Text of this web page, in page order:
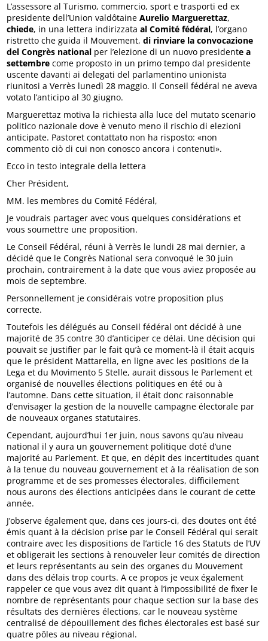
L’assessore al Turismo, commercio, sport e trasporti ed ex
presidente dell’Union valdôtaineAurelio Marguerettaz,
chiede, in una lettera indirizzataal Comité fédéral, l’organo
ristretto che guida il Mouvement,di rinviare la convocazione
del Congrès national per l’elezione di un nuovo presidente a
settembre come proposto in un primo tempo dal presidente
uscente davanti ai delegati del parlamentino unionista
riunitosi a Verrès lunedì 28 maggio. Il Conseil fédéral ne aveva
votato l’anticipo al 30 giugno.
Marguerettaz motiva la richiesta alla luce del mutato scenario
politico nazionale dove è venuto meno il rischio di elezioni
anticipate. Pastoret contattato non ha risposto: «non
commento ciò di cui non conosco ancora i contenuti».
Ecco in testo integrale della lettera
Cher Président,
MM. les membres du Comité Fédéral,
Je voudrais partager avec vous quelques considérations et
vous soumettre une proposition.
Le Conseil Fédéral, réuni à Verrès le lundi 28 mai dernier, a
décidé que le Congrès National sera convoqué le 30 juin
prochain, contrairement à la date que vous aviez proposée au
mois de septembre.
Personnellement je considérais votre proposition plus
correcte.
Toutefois les délégués au Conseil fédéral ont décidé à une
majorité de 35 contre 30 d’anticiper ce délai. Une décision qui
pouvait se justifier par le fait qu’à ce moment-là il était acquis
que le président Mattarella, en ligne avec les positions de la
Lega et du Movimento 5 Stelle, aurait dissous le Parlement et
organisé de nouvelles élections politiques en été ou à
l’automne. Dans cette situation, il était donc raisonnable
d’envisager la gestion de la nouvelle campagne électorale par
de nouveaux organes statutaires.
Cependant, aujourd’hui 1er juin, nous savons qu’au niveau
national il y aura un gouvernement politique doté d’une
majorité au Parlement. Et que, en dépit des incertitudes quant
à la tenue du nouveau gouvernement et à la réalisation de son
programme et de ses promesses électorales, difficilement
nous aurons des élections anticipées dans le courant de cette
année.
J’observe également que, dans ces jours-ci, des doutes ont été
émis quant à la décision prise par le Conseil Fédéral qui serait
contraire avec les dispositions de l’article 16 des Statuts de l’UV
et obligerait les sections à renouveler leur comités de direction
et leurs représentants au sein des organes du Mouvement
dans des délais trop courts. A ce propos je veux également
rappeler ce que vous avez dit quant à l’impossibilité de fixer le
nombre de représentants pour chaque section sur la base des
résultats des dernières élections, car le nouveau système
centralisé de dépouillement des fiches électorales est basé sur
quatre pôles au niveau régional.